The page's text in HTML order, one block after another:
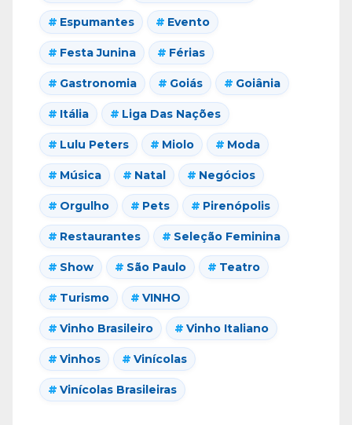
Espumantes Evento
Festa Junina Férias
Gastronomia Goiás Goiânia
Itália Liga Das Nações
Lulu Peters Miolo Moda
Música Natal Negócios
Orgulho Pets Pirenópolis
Restaurantes Seleção Feminina
Show São Paulo Teatro
Turismo VINHO
Vinho Brasileiro Vinho Italiano
Vinhos Vinícolas
Vinícolas Brasileiras